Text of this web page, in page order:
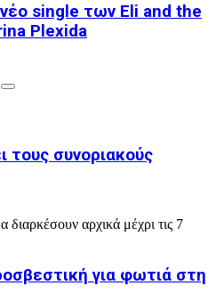
single των Eli and the
Plexida
Search
τους συνοριακούς
αρχικά μέχρι τις 7
για φωτιά στη